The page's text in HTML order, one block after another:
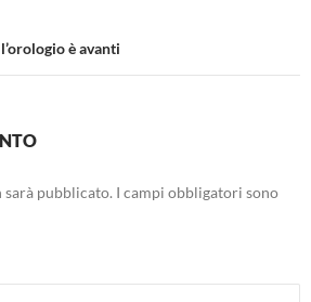
è avanti
pubblicato. I campi obbligatori sono